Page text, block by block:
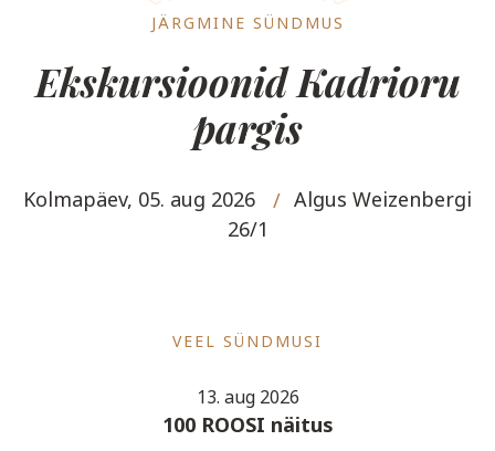
JÄRGMINE SÜNDMUS
Ekskursioonid Kadrioru
pargis
Kolmapäev, 05. aug 2026
Algus Weizenbergi
26/1
VEEL SÜNDMUSI
13. aug 2026
100 ROOSI näitus